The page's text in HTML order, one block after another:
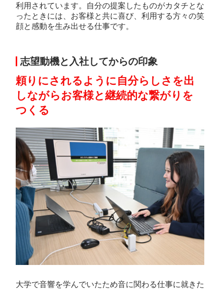
利用されています。自分の提案したものがカタチとな
ったときには、お客様と共に喜び、利用する方々の笑
顔と感動を生み出せる仕事です。
志望動機と入社してからの印象
頼りにされるように自分らしさを出
しながらお客様と継続的な繋がりを
つくる
大学で音響を学んでいたため音に関わる仕事に就きた